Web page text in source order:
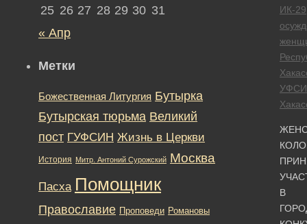
ИК-29
В
25 26 27 28 29 30 31
« Апр
Метки
Божественная Литургия Бутырка
Бутырская тюрьма Великий
пост ГУФСИН Жизнь в Церкви
История Митр. Антоний Сурожский Москва
Пасха Помощник
Православие Проповеди Романовы